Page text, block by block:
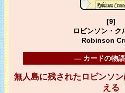
[9]
ロビンソン・ク
Robinson
― カードの物
無人島に残されたロビンソ
える